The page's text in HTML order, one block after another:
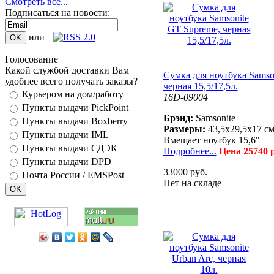
Подписаться на новости:
или
Голосование
Какой службой доставки Вам
удобнее всего получать заказы?
Курьером на дом/работу
Пункты выдачи PickPoint
Пункты выдачи Boxberry
Пункты выдачи IML
Пункты выдачи СДЭК
Пункты выдачи DPD
Почта России / EMSPost
Сумка для ноутбука
черная 15,5/17,5л.
16D-09004
Брэнд: Samsonite
Размеры: 43,5x29,5x17 см
Вмещает ноутбук 15,6"
Подробнее... Цена 25740
33000 руб.
Нет на складе